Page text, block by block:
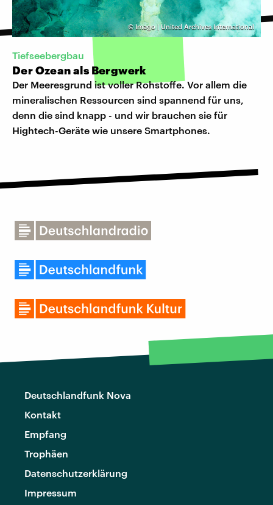
©Imago | United Archives International
Tiefseebergbau
Der Ozean als Bergwerk
Der Meeresgrund ist voller Rohstoffe. Vor allem die
mineralischen Ressourcen sind spannend für uns,
denn die sind knapp - und wir brauchen sie für
Hightech-Geräte wie unsere Smartphones.
Deutschlandfunk Nova
Kontakt
Empfang
Trophäen
Datenschutzerklärung
Impressum